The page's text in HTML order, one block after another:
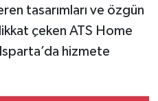
tasarımları ve özgün
çeken ATS Home
hizmete